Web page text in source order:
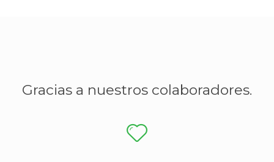
Gracias a nuestros colaboradores.